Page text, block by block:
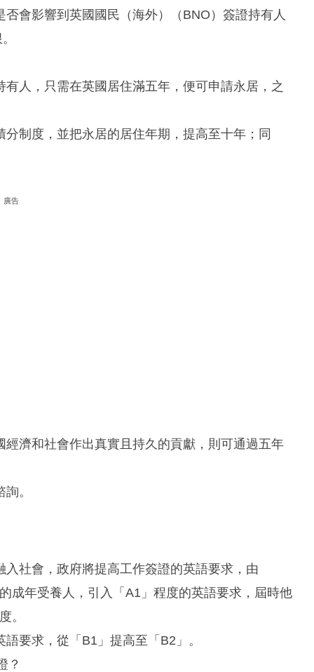
會影響到英國國民（海外）（BNO）簽證持有人
人，只需在英國居住滿五年，便可申請永居，之
制度，並把永居的居住年期，提高至十年；同
廣告
濟和社會作出真實且持久的貢獻，則可通過五年
。
社會，政府將提高工作簽證的英語要求，由
成年受養人，引入「A1」程度的英語要求，屆時他
。
要求，從「B1」提高至「B2」。
？